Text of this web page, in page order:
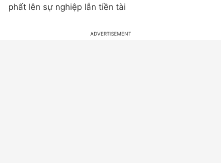
phất lên sự nghiệp lẫn tiền tài